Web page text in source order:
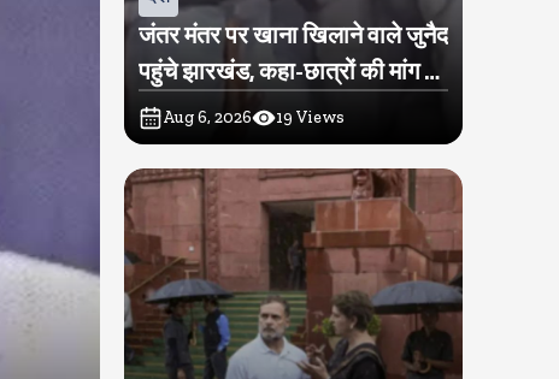
जंतर मंतर पर खाना खिलाने वाले जुनैद
पहुंचे झारखंड, कहा-छात्रों की मांग का
समर्थन करते है
Aug 6, 2026 19 Views